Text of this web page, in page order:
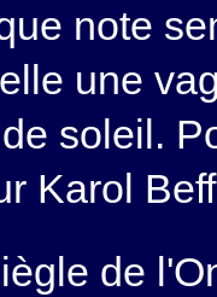
note
une
soleil.
Karol
de